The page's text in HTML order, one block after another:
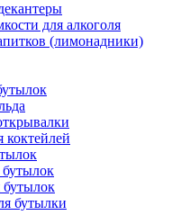
для алкоголя
(лимонадники)
бутылки